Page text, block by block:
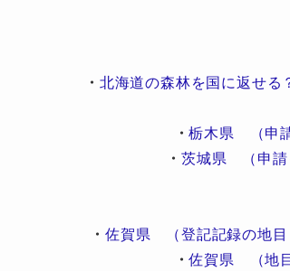
・ 北海道の森林を国に返せ
・栃木県 （申
・ 茨城県 （申請
・ 佐賀県 （登記記録の地目
・佐賀県 （地